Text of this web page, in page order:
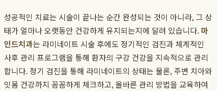
성공적인 치료는 시술이 끝나는 순간 완성되는 것이 아니라, 그 상
태가 얼마나 오랫동안 건강하게 유지되는지에 달려 있습니다. 마
인드치과는 라미네이트 시술 후에도 정기적인 검진과 체계적인
사후 관리 프로그램을 통해 환자의 구강 건강을 지속적으로 관리
합니다. 정기 검진을 통해 라미네이트의 상태는 물론, 주변 치아와
잇몸 건강까지 꼼꼼하게 체크하고, 올바른 관리 방법을 교육하여